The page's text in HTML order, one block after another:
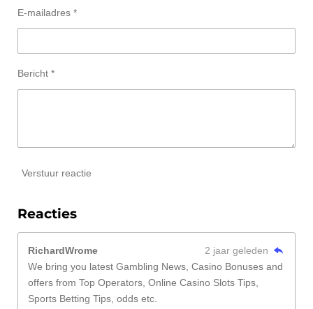
E-mailadres *
Bericht *
Verstuur reactie
Reacties
RichardWrome
2 jaar geleden
We bring you latest Gambling News, Casino Bonuses and
offers from Top Operators, Online Casino Slots Tips,
Sports Betting Tips, odds etc.